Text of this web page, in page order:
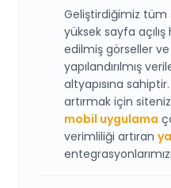
Geliştirdiğimiz tüm
yüksek sayfa açılış
edilmiş görseller
yapılandırılmış
altyapısına
artırmak için
mobil uygulama
verimliliği artıran